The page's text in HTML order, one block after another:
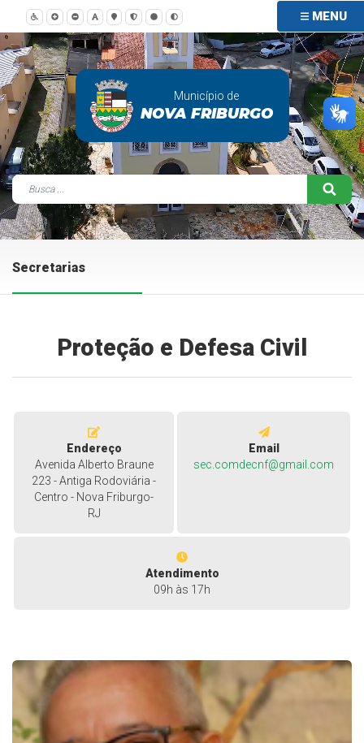
MENU
Município de
NOVA FRIBURGO
Secretarias
Proteção e Defesa Civil
Endereço
Avenida Alberto Braune
223 - Antiga Rodoviária -
Centro - Nova Friburgo-
RJ
Email
sec.comdecnf@gmail.com
Atendimento
09h às 17h